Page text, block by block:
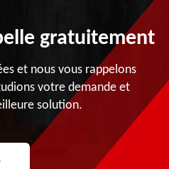
gratuitement
et nous vous rappelons
votre demande et
solution.